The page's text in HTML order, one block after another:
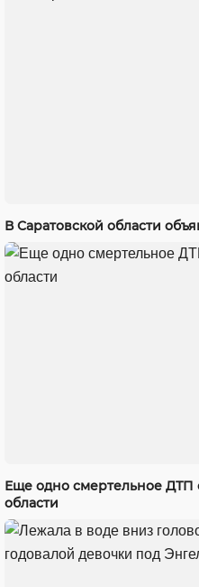
В Саратовской области
Еще одно смертельное ДТП
области